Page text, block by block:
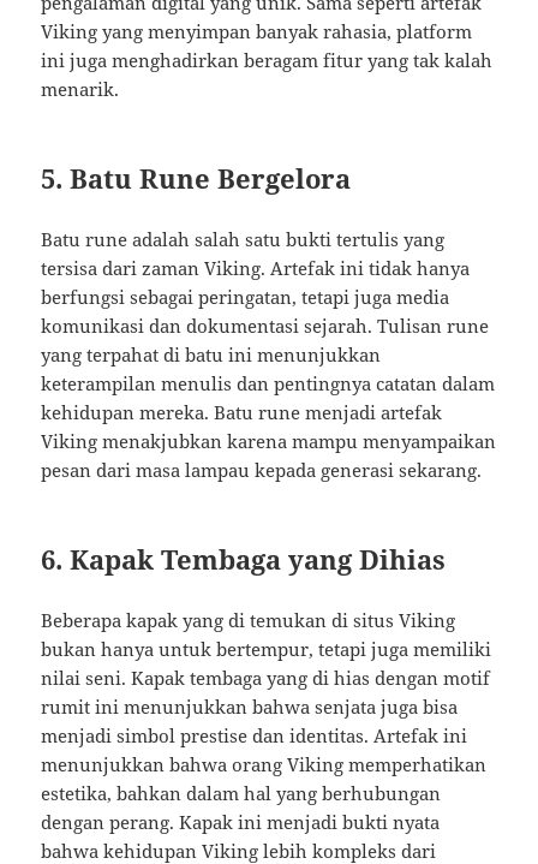
Viking yang menyimpan banyak rahasia, platform
ini juga menghadirkan beragam fitur yang tak kalah
menarik.
5. Batu Rune Bergelora
Batu rune adalah salah satu bukti tertulis yang
tersisa dari zaman Viking. Artefak ini tidak hanya
berfungsi sebagai peringatan, tetapi juga media
komunikasi dan dokumentasi sejarah. Tulisan rune
yang terpahat di batu ini menunjukkan
keterampilan menulis dan pentingnya catatan dalam
kehidupan mereka. Batu rune menjadi artefak
Viking menakjubkan karena mampu menyampaikan
pesan dari masa lampau kepada generasi sekarang.
6. Kapak Tembaga yang Dihias
Beberapa kapak yang di temukan di situs Viking
bukan hanya untuk bertempur, tetapi juga memiliki
nilai seni. Kapak tembaga yang di hias dengan motif
rumit ini menunjukkan bahwa senjata juga bisa
menjadi simbol prestise dan identitas. Artefak ini
menunjukkan bahwa orang Viking memperhatikan
estetika, bahkan dalam hal yang berhubungan
dengan perang. Kapak ini menjadi bukti nyata
bahwa kehidupan Viking lebih kompleks dari